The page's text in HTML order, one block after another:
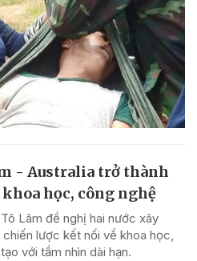
- Australia trở thành
học, công nghệ
Lâm đề nghị hai nước xây
lược kết nối về khoa học,
với tầm nhìn dài hạn.